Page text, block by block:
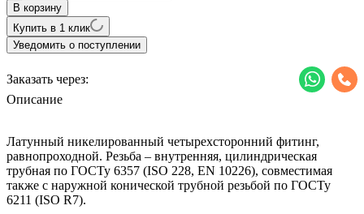
В корзину
Купить в 1 клик
Уведомить о поступлении
Заказать через:
Описание
Латунный никелированный четырехсторонний фитинг,
равнопроходной. Резьба – внутренняя, цилиндрическая
трубная по ГОСТу 6357 (ISO 228, EN 10226), совместимая
также с наружной конической трубной резьбой по ГОСТу
6211 (ISO R7).